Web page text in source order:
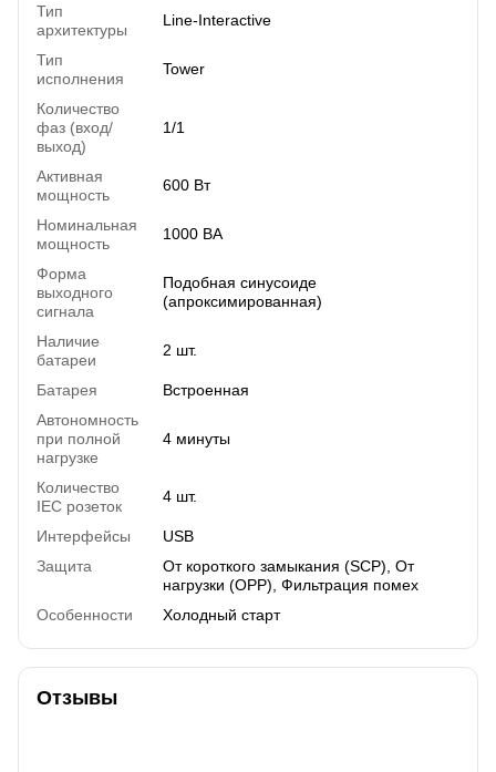
Тип
архитектуры
Line-Interactive
Тип
исполнения
Tower
Количество
фаз (вход/
выход)
1/1
Активная
мощность
600 Вт
Номинальная
мощность
1000 ВА
Форма
выходного
сигнала
Подобная синусоиде
(апроксимированная)
Наличие
батареи
2 шт.
Батарея
Встроенная
Автономность
при полной
нагрузке
4 минуты
Количество
IEC розеток
4 шт.
Интерфейсы
USB
Защита
От короткого замыкания (SCP), От
нагрузки (OPP), Фильтрация помех
Особенности
Холодный старт
Отзывы